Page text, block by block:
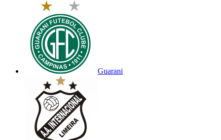
Guarani